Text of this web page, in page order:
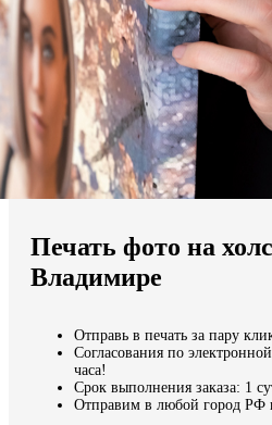
Мы доставляем по всему миру
Продолжить без города
Печать фото на
Владимире
Отправь в печать за пару
Согласования по
часа!
Срок выполнения заказа: 1
Отправим в любой город РФ